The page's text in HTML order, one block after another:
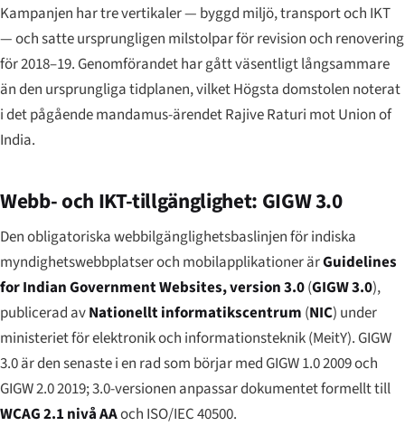
Kampanjen har tre vertikaler — byggd miljö, transport och IKT
— och satte ursprungligen milstolpar för revision och renovering
för 2018–19. Genomförandet har gått väsentligt långsammare
än den ursprungliga tidplanen, vilket Högsta domstolen noterat
i det pågående mandamus-ärendetRajive Raturi mot Union of
India.
Webb- och IKT-tillgänglighet: GIGW 3.0
Den obligatoriska webbilgänglighetsbaslinjen för indiska
myndighetswebbplatser och mobilapplikationer ärGuidelines
for Indian Government Websites, version 3.0(GIGW 3.0),
publicerad avNationellt informatikscentrum (NIC) under
ministeriet för elektronik och informationsteknik (MeitY). GIGW
3.0 är den senaste i en rad som börjar med GIGW 1.0 2009 och
GIGW 2.0 2019; 3.0-versionen anpassar dokumentet formellt till
WCAG 2.1 nivå AAoch ISO/IEC 40500.